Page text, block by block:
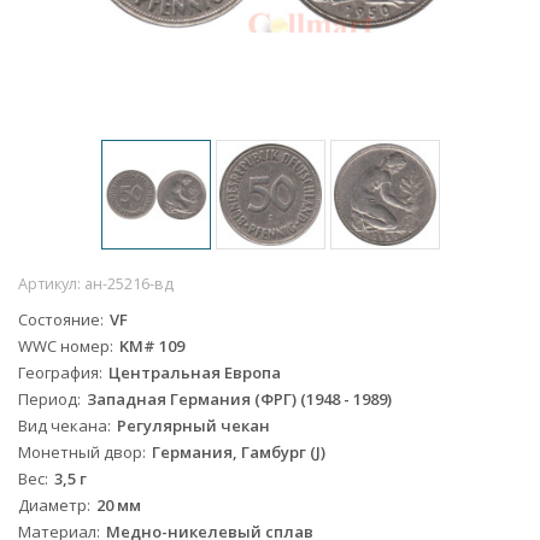
Артикул: ан-25216-вд
Состояние VF
WWC номер KM# 109
География Центральная Европа
Период Западная Германия (ФРГ) (1948 - 1989)
Вид чекана Регулярный чекан
Монетный двор Германия, Гамбург (J)
Вес 3,5 г
Диаметр 20 мм
Материал Медно-никелевый сплав